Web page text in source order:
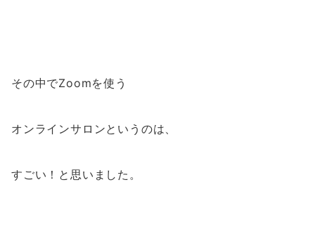
その中でZoomを使う
オンラインサロンというのは、
すごい！と思いました。